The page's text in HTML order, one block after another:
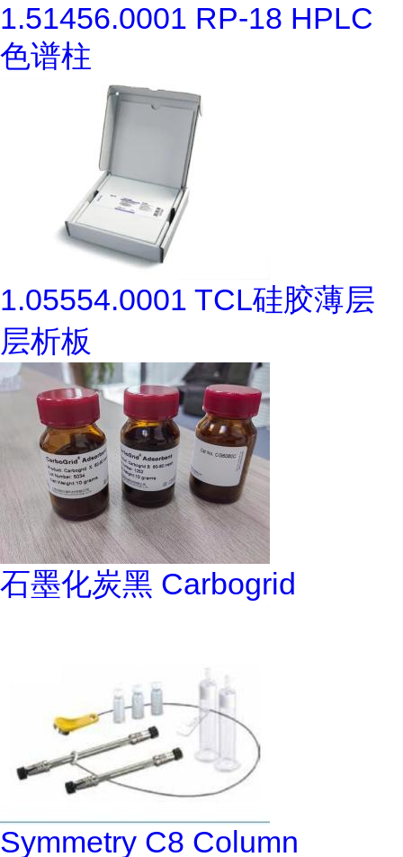
1.51456.0001 RP-18 HPLC
色谱柱
1.05554.0001 TCL硅胶薄层
层析板
石墨化炭黑 Carbogrid
Symmetry C8 Column